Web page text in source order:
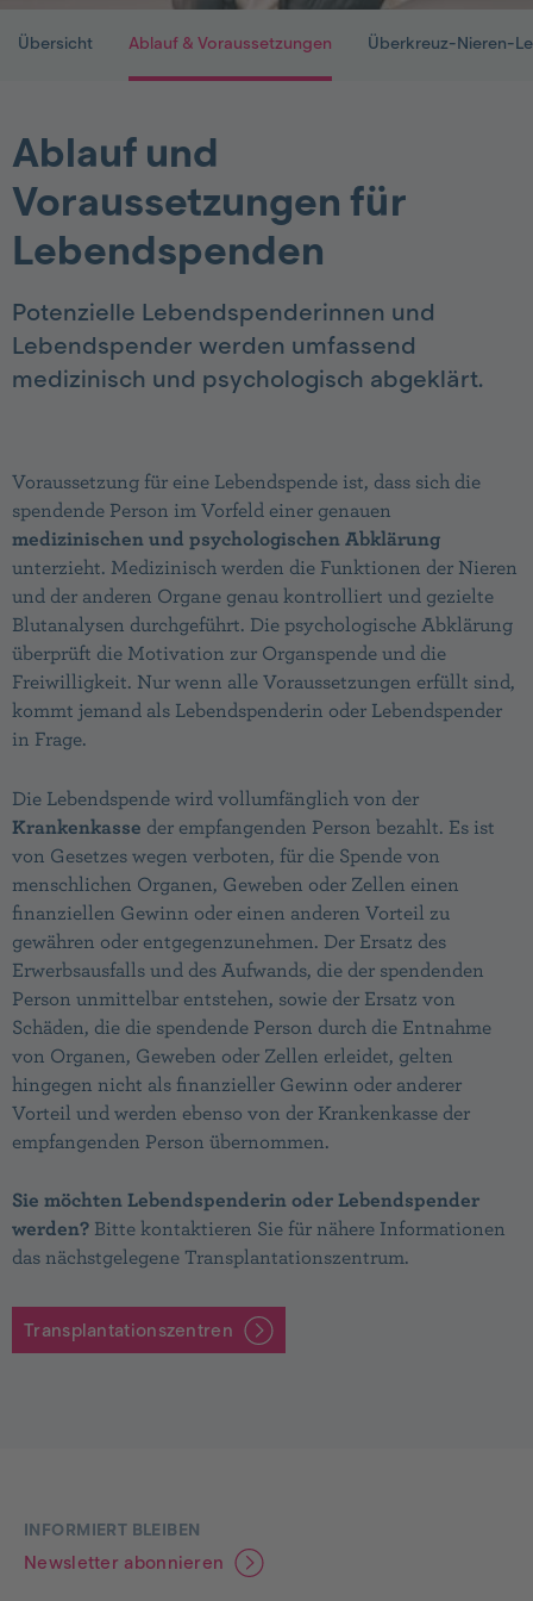
Übersicht Ablauf & Voraussetzungen Überkreuz-Nieren-
Ablauf und
Voraussetzungen für
Lebendspenden
Potenzielle Lebendspenderinnen und
Lebendspender werden umfassend
medizinisch und psychologisch abgeklärt.
Voraussetzung für eine Lebendspende ist, dass sich die
spendende Person im Vorfeld einer genauen
medizinischen und psychologischen Abklärung
unterzieht. Medizinisch werden die Funktionen der Nieren
und der anderen Organe genau kontrolliert und gezielte
Blutanalysen durchgeführt. Die psychologische Abklärung
überprüft die Motivation zur Organspende und die
Freiwilligkeit. Nur wenn alle Voraussetzungen erfüllt sind,
kommt jemand als Lebendspenderin oder Lebendspender
in Frage.
Die Lebendspende wird vollumfänglich von der
Krankenkasse der empfangenden Person bezahlt. Es ist
von Gesetzes wegen verboten, für die Spende von
menschlichen Organen, Geweben oder Zellen einen
finanziellen Gewinn oder einen anderen Vorteil zu
gewähren oder entgegenzunehmen. Der Ersatz des
Erwerbsausfalls und des Aufwands, die der spendenden
Person unmittelbar entstehen, sowie der Ersatz von
Schäden, die die spendende Person durch die Entnahme
von Organen, Geweben oder Zellen erleidet, gelten
hingegen nicht als finanzieller Gewinn oder anderer
Vorteil und werden ebenso von der Krankenkasse der
empfangenden Person übernommen.
Sie möchten Lebendspenderin oder Lebendspender
werden? Bitte kontaktieren Sie für nähere Informationen
das nächstgelegene Transplantationszentrum.
Transplantationszentren
Footer
INFORMIERT BLEIBEN
Newsletter abonnieren